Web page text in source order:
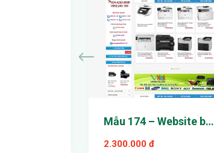
Mẫu 174 – Website bán
hàng
2.300.000 đ